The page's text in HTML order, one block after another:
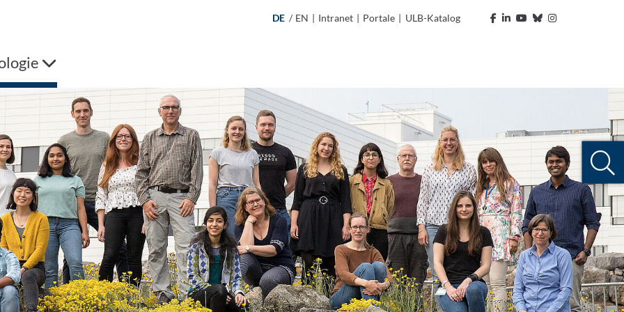
DE / EN | Intranet | Portale | ULB-Katalog